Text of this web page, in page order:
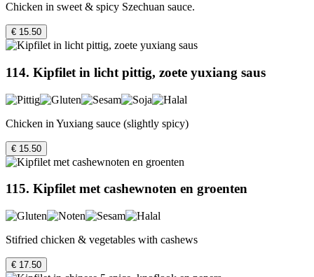
Chicken in sweet & spicy Szechuan sauce.
€ 15.50
114. Kipfilet in licht pittig, zoete yuxiang saus
Chicken in Yuxiang sauce (slightly spicy)
€ 15.50
115. Kipfilet met cashewnoten en groenten
Stifried chicken & vegetables with cashews
€ 17.50